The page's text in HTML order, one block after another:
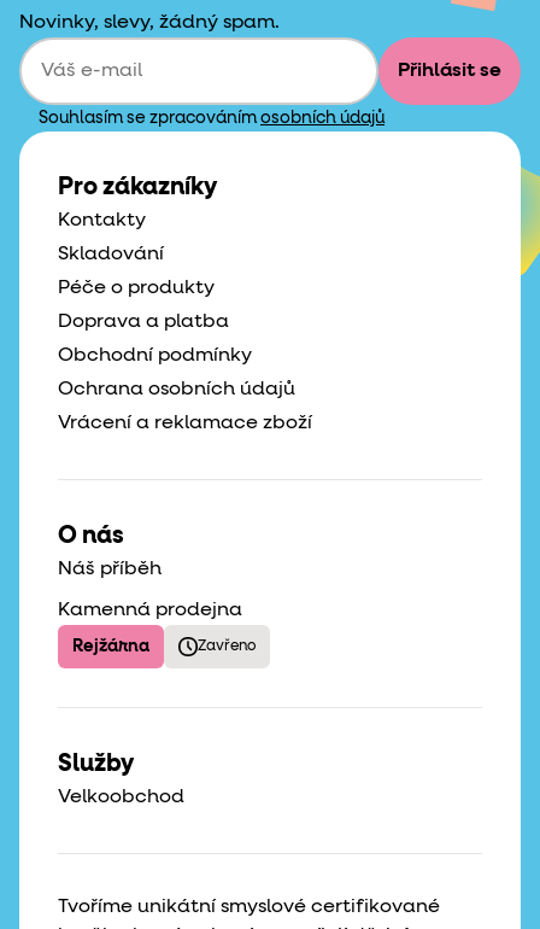
Novinky, slevy, žádný spam.
Přihlásit se
Souhlasím se zpracováním osobních údajů
Tvoříme unikátní smyslové certifikované
Pro zákazníky
Kontakty
Skladování
Péče o produkty
Doprava a platba
Obchodní podmínky
Ochrana osobních údajů
Vrácení a reklamace zboží
O nás
Náš příběh
Kamenná prodejna
Rejžárna Zavřeno
Služby
Velkoobchod